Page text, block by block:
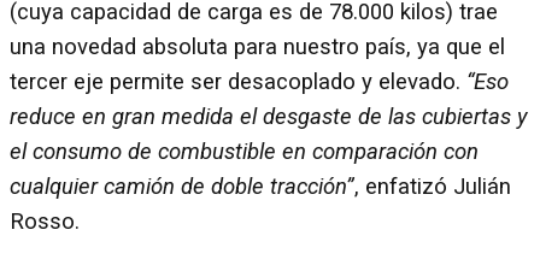
(cuya capacidad de carga es de 78.000 kilos) trae
una novedad absoluta para nuestro país, ya que el
tercer eje permite ser desacoplado y elevado. “Eso
reduce en gran medida el desgaste de las cubiertas y
el consumo de combustible en comparación con
cualquier camión de doble tracción”, enfatizó Julián
Rosso.